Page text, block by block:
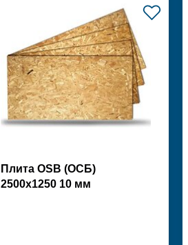
Плита OSB (ОСБ)
2500х1250 10 мм